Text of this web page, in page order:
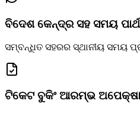
ବିଦେଶ କେନ୍ଦ୍ର ସହ ସମୟ
ସମ୍ବନ୍ଧିତ ସହରର ସ୍ଥାନୀୟ ସମୟ
ଟିକେଟ ବୁକିଂ ଆରମ୍ଭ ଅପେକ୍ଷା